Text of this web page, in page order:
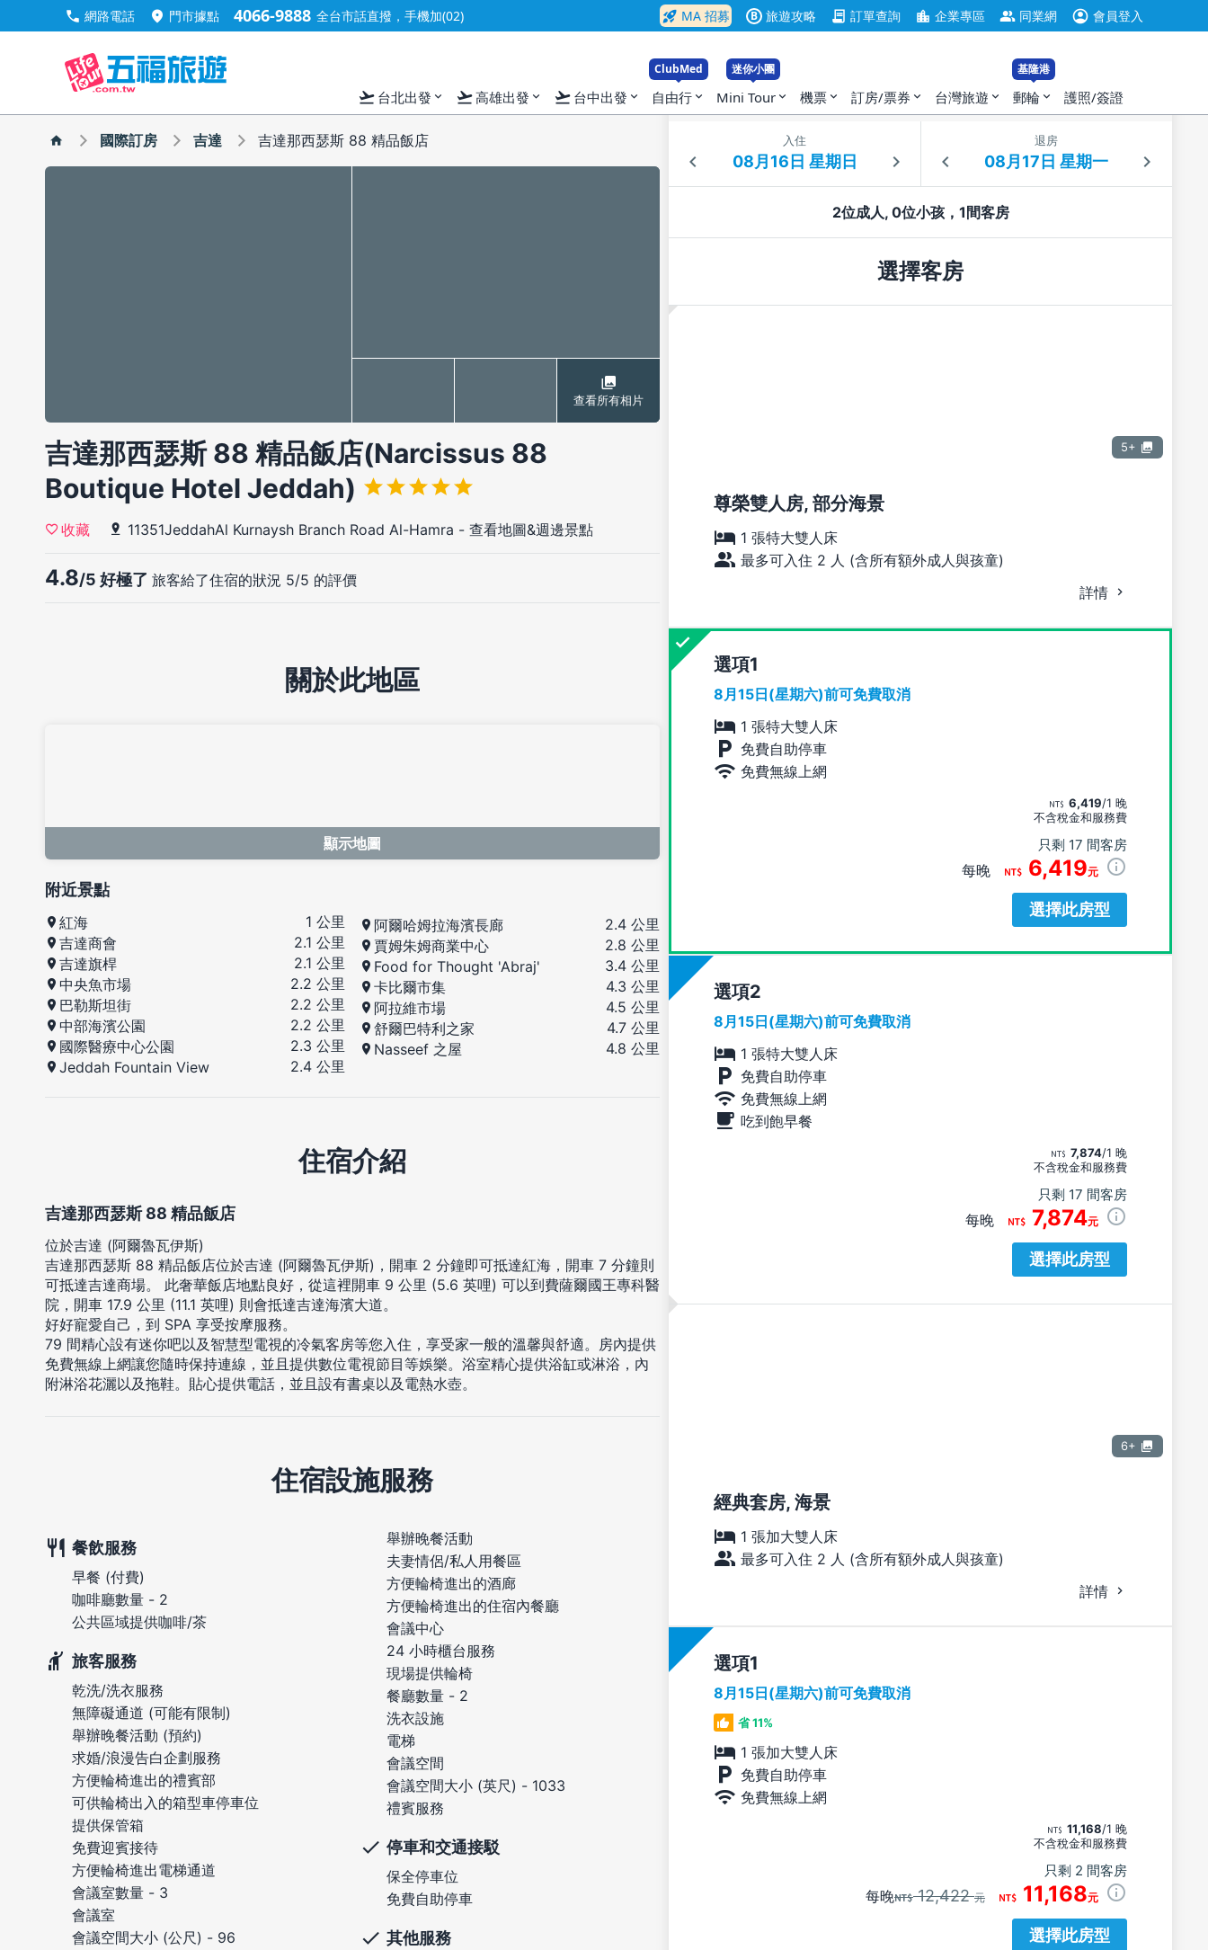
call 網路電話 location_on 門市據點 4066-9888 全台市話直撥，手機加(02) rocket_launch MA 招募 B 旅遊攻略 contract 訂單查詢 location_city 企業專區 group 同業網 account_circle 會員登入
flight_takeoff 台北出發 expand_more flight_takeoff高雄出發 expand_more flight_takeoff 台中出發 expand_more
ClubMed
自由行 expand_more
迷你小團
Mini Tour expand_more 機票 expand_more 訂房/票券 expand_more 台灣旅遊 expand_more
基隆港
郵輪 expand_more 護照/簽證
國際訂房 吉達 吉達那西瑟斯 88 精品飯店
查看所有相片
吉達那西瑟斯 88 精品飯店(Narcissus 88
Boutique Hotel Jeddah)
收藏 11351JeddahAl Kurnaysh Branch Road Al-Hamra - 查看地圖&週邊景點
4.8/5 好極了 旅客給了住宿的狀況 5/5 的評價
入住 退房
2位成人, 0位小孩，1間客房
選擇客房
5+
尊榮雙人房, 部分海景
1 張特大雙人床
最多可入住 2 人 (含所有額外成人與孩童)
詳情
選項
8月15日(星期六)前可免費取消
1 張特大雙人床
免費自助停車
免費無線上網
6,419/1 晚
不含稅金和服務費
只剩 17 間客房
每晚 6,419元
選擇此房型
選項
8月15日(星期六)前可免費取消
1 張特大雙人床
免費自助停車
免費無線上網
吃到飽早餐
7,874/1 晚
不含稅金和服務費
只剩 17 間客房
每晚 7,874元
選擇此房型
6+
經典套房, 海景
1 張加大雙人床
最多可入住 2 人 (含所有額外成人與孩童)
詳情
選項
8月15日(星期六)前可免費取消
省 11%
1 張加大雙人床
免費自助停車
免費無線上網
11,168/1 晚
不含稅金和服務費
只剩 2 間客房
每晚 12,422元 11,168元
選擇此房型
關於此地區
顯示地圖
附近景點
紅海
1 公里
吉達商會
2.1 公里
吉達旗桿
2.1 公里
中央魚市場
2.2 公里
巴勒斯坦街
2.2 公里
中部海濱公園
2.2 公里
國際醫療中心公園
2.3 公里
Jeddah Fountain View
2.4 公里
阿爾哈姆拉海濱長廊
2.4 公里
賈姆朱姆商業中心
2.8 公里
Food for Thought 'Abraj'
3.4 公里
卡比爾市集
4.3 公里
阿拉維市場
4.5 公里
舒爾巴特利之家
4.7 公里
Nasseef 之屋
4.8 公里
住宿介紹
吉達那西瑟斯 88 精品飯店
位於吉達 (阿爾魯瓦伊斯)
吉達那西瑟斯 88 精品飯店位於吉達 (阿爾魯瓦伊斯)，開車 2 分鐘即可抵達紅海，開車 7 分鐘則
可抵達吉達商場。 此奢華飯店地點良好，從這裡開車 9 公里 (5.6 英哩) 可以到費薩爾國王專科醫
院，開車 17.9 公里 (11.1 英哩) 則會抵達吉達海濱大道。
好好寵愛自己，到 SPA 享受按摩服務。
79 間精心設有迷你吧以及智慧型電視的冷氣客房等您入住，享受家一般的溫馨與舒適。房內提供
免費無線上網讓您隨時保持連線，並且提供數位電視節目等娛樂。浴室精心提供浴缸或淋浴，內
附淋浴花灑以及拖鞋。貼心提供電話，並且設有書桌以及電熱水壺。
住宿設施服務
餐飲服務
早餐 (付費)
咖啡廳數量 - 2
公共區域提供咖啡/茶
旅客服務
乾洗/洗衣服務
無障礙通道 (可能有限制)
舉辦晚餐活動 (預約)
求婚/浪漫告白企劃服務
方便輪椅進出的禮賓部
可供輪椅出入的箱型車停車位
提供保管箱
免費迎賓接待
方便輪椅進出電梯通道
會議室數量 - 3
會議室
會議空間大小 (公尺) - 96
舉辦晚餐活動
夫妻情侶/私人用餐區
方便輪椅進出的酒廊
方便輪椅進出的住宿內餐廳
會議中心
24 小時櫃台服務
現場提供輪椅
餐廳數量 - 2
洗衣設施
電梯
會議空間
會議空間大小 (英尺) - 1033
禮賓服務
停車和交通接駁
保全停車位
免費自助停車
其他服務